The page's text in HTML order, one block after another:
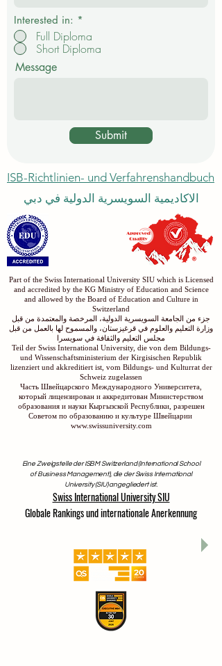
Interested in: *
Full Diploma
Short Diploma
Message
Submit
ISB-Richtlinien- und Verfahrenshandbuch
الاكاديمية السويسرية الدولية في دبي
Part of the Swiss International University SIU which is Licensed
and accredited by the KG Ministry of Education and Science
and allowed by the Board of Education and Culture in
Switzerland
جزء من الجامعة السويسرية الدولية، المرخصة والمعتمدة من قبل
وزارة التعليم والعلوم في قرغيزستان، والمسموح لها بالعمل من قبل
مجلس التعليم والثقافة في سويسرا
Teil der Swiss International University, die von dem Bildungs-
und Wissenschaftsministerium der Kirgisischen Republik
lizenziert und akkreditiert ist, vom Bildungs- und Kulturrat der
Schweiz zugelassen
Часть Швейцарского Международного Университета,
который лицензирован и аккредитован Министерством
образования и науки Кыргызской Республики, разрешен
Советом по образованию и культуре Швейцарии
www.swissuniversity.com
Eine Zweigstelle der ISBM Switzerland (International School
of Business Management), die der Swiss International
University (SIU) angegliedert ist.
Swiss International University SIU
Globale Rankings und internationale Anerkennung